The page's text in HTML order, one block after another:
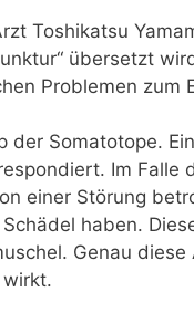
Toshikatsu
übersetzt
Problemen zum
Somatotope.
Im
einer Störung
haben.
Genau